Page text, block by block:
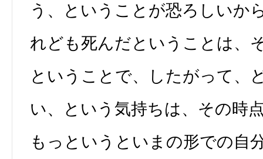
う、ということが恐ろしいか
れども死んだということは、
ということで、したがって、
い、という気持ちは、その時
もっというといまの形での自